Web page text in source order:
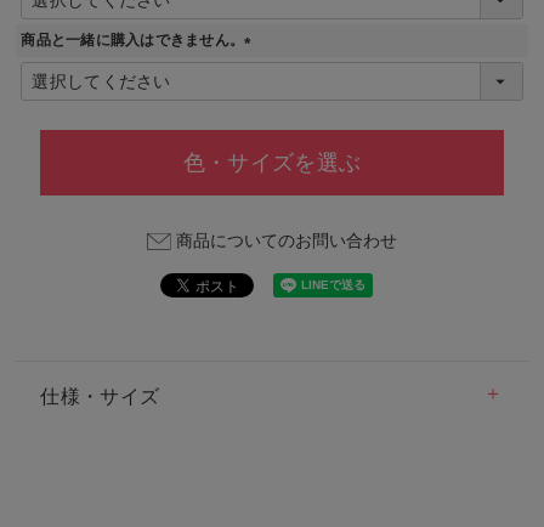
商品と一緒に購入はできません。
色・サイズを選ぶ
商品についてのお問い合わせ
仕様・サイズ